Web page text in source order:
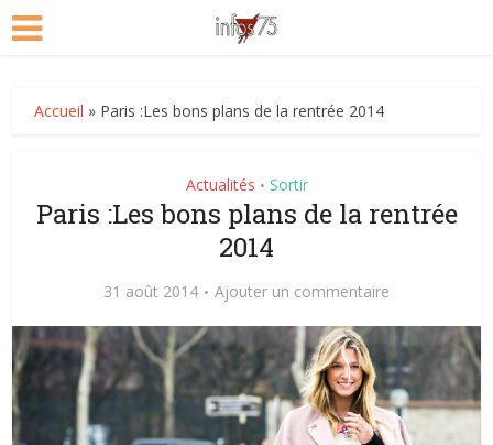
Accueil » Paris :Les bons plans de la rentrée 2014
Actualités • Sortir
Paris :Les bons plans de la rentrée
2014
31 août 2014 Ajouter un commentaire